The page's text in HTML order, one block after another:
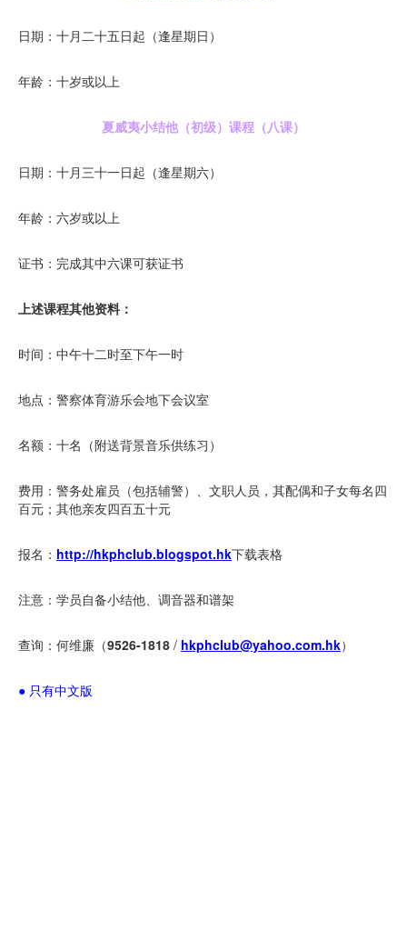
日期：十月二十五日起（逢星期日）
年龄：十岁或以上
夏威夷小结他（初级）课程（八课）
日期：十月三十一日起（逢星期六）
年龄：六岁或以上
证书：完成其中六课可获证书
上述课程其他资料：
时间：中午十二时至下午一时
地点：警察体育游乐会地下会议室
名额：十名（附送背景音乐供练习）
费用：警务处雇员（包括辅警）、文职人员，其配偶和子女每名四
百元；其他亲友四百五十元
报名： http://hkphclub.blogspot.hk下载表格
注意：学员自备小结他、调音器和谱架
查询：何维廉（9526-1818 / hkphclub@yahoo.com.hk）
● 只有中文版